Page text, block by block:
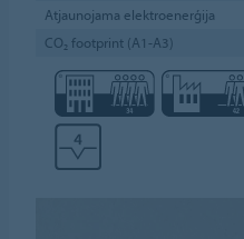
Atjaunojama elektroenerģija
CO₂ footprint (A1-A3)